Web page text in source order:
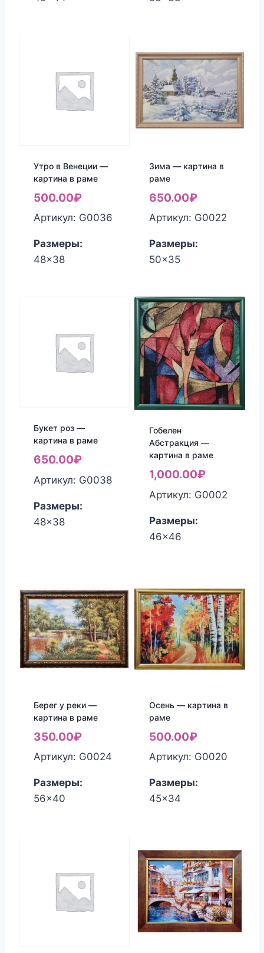
Утро в Венеции —
картина в раме
500.00₽
Артикул: G0036
Размеры:
48x38
Зима — картина в
раме
650.00₽
Артикул: G0022
Размеры:
50x35
Букет роз —
картина в раме
650.00₽
Артикул: G0038
Размеры:
48x38
Гобелен
Абстракция —
картина в раме
1,000.00₽
Артикул: G0002
Размеры:
46x46
Берег у реки —
картина в раме
350.00₽
Артикул: G0024
Размеры:
56x40
Осень — картина в
раме
500.00₽
Артикул: G0020
Размеры:
45x34